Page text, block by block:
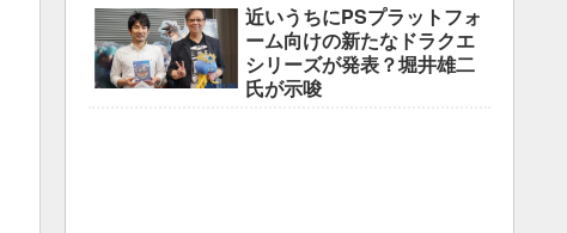
近いうちにPSプラットフォ
ーム向けの新たなドラクエ
シリーズが発表？堀井雄二
氏が示唆